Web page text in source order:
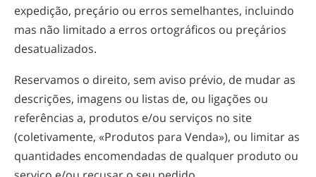
expedição, preçário ou erros semelhantes, incluindo
mas não limitado a erros ortográficos ou preçários
desatualizados.
Reservamos o direito, sem aviso prévio, de mudar as
descrições, imagens ou listas de, ou ligações ou
referências a, produtos e/ou serviços no site
(coletivamente, «Produtos para Venda»), ou limitar as
quantidades encomendadas de qualquer produto ou